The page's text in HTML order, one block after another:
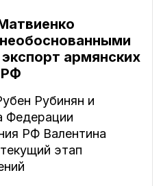
армянских
РФ
Рубинян и
Федерации
РФ Валентина
этап